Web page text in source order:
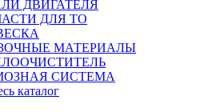
ДВИГАТЕЛЯ
ДЛЯ ТО
МАТЕРИАЛЫ
СИСТЕМА
каталог